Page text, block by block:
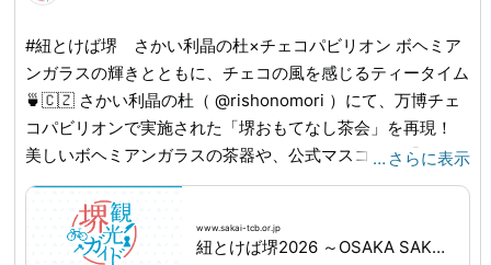
#紐とけば堺 さかい利晶の杜×チェコパビリオン ボヘミア
ンガラスの輝きとともに、チェコの風を感じるティータイム
🍵🇨🇿 さかい利晶の杜（ @rishonomori ）にて、万博チェ
コパビリオンで実施された「堺おもてなし茶会」を再現！
美しいボヘミアンガラスの茶器や、公式マスコット「レネ」
をモチーフにした限定和菓子が登場します✨ 伝統とモダン
が交差する、特別なひとときをぜひご体験ください♪ 〈立礼
茶席〉 📅日時：3月20日(金・祝)～22日(日) ⏰10:00～
… さらに表示
www.sakai-tcb.or.jp
紐とけば堺2026 ～OSAKA SAKAI EXPO～｜NEWS｜堺観光ガイド